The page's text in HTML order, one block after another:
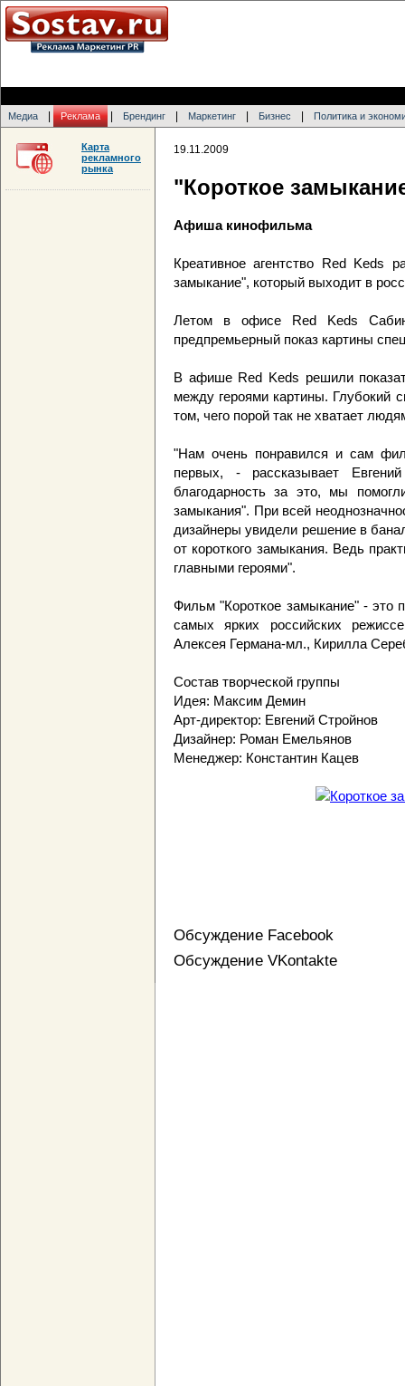
Медиа Реклама Брендинг Маркетинг Бизнес Политика и
19.11.2009
"Короткое
Афиша кинофильма
Креативное агентство Red Keds
замыкание", который выходит в
Летом в офисе Red Keds
предпремьерный показ картины
В афише Red Keds решили
между героями картины. Глубокий
том, чего порой так не хватает
"Нам очень понравился и сам
первых, - рассказывает
благодарность за это, мы
замыкания". При всей
дизайнеры увидели решение в
от короткого замыкания. Ведь
главными героями".
Фильм "Короткое замыкание" - это
самых ярких российских
Алексея Германа-мл., Кирилла
Состав творческой группы
Идея: Максим Демин
Арт-директор: Евгений Стройнов
Дизайнер: Роман Емельянов
Менеджер: Константин Кацев
Обсуждение Facebook
Обсуждение VKontakte
Карта
рекламного
рынка